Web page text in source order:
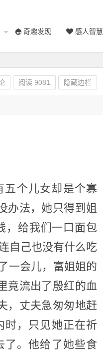
奇趣发现 感人智慧
个儿女却是个寡
办法，她只得到姐
，给我们一口面包
自己也没有什么吃
一会儿，富姐姐的
竟流出了殷红的血
，丈夫急匆匆地赶
时，只见她正在祈
了。他给了她些食
阅读9081 隐藏边栏